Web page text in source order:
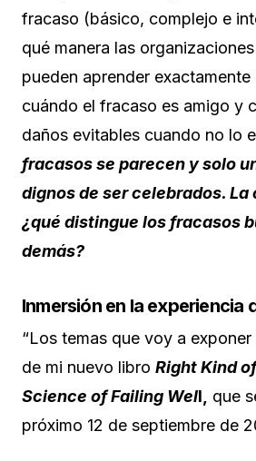
fracaso (básico, complejo e
qué manera las
pueden aprender
cuándo el fracaso es amigo y
daños evitables cuando no lo
fracasos se parecen y solo
dignos de ser celebrados. La
¿qué distingue los fracasos
demás?
Inmersión en la experiencia
“Los temas que voy a
de mi nuevo libro Right Kind
Science of Failing Well,
que
próximo 12 de septiembre de